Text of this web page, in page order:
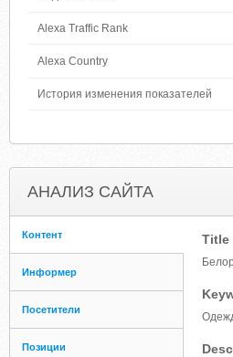
Alexa Traffic Rank
Alexa Country
История изменения показателей
АНАЛИЗ САЙТА
Контент
Информер
Посетители
Позиции
Title